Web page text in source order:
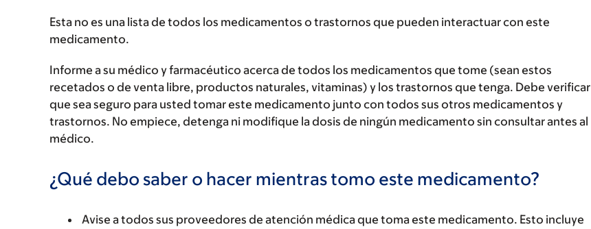
Esta no es una lista de todos los medicamentos o trastornos que pueden interactuar con este
medicamento.
Informe a su médico y farmacéutico acerca de todos los medicamentos que tome (sean estos
recetados o de venta libre, productos naturales, vitaminas) y los trastornos que tenga. Debe verificar
que sea seguro para usted tomar este medicamento junto con todos sus otros medicamentos y
trastornos. No empiece, detenga ni modifique la dosis de ningún medicamento sin consultar antes al
médico.
¿Qué debo saber o hacer mientras tomo este medicamento?
Avise a todos sus proveedores de atención médica que toma este medicamento. Esto incluye